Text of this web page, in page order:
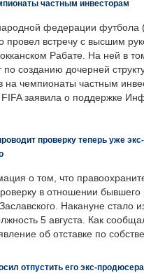
частным инвесторам
федерации футбола
встречу с высшим
Рабате. На ней в
по созданию дочерней
на чемпионаты частным
FIFA заявила о поддержке
проверку теперь уже экс-
о том, что
в отношении бывшего
Накануне стало
5 августа. Как
об отставке по
отпустить его экс-